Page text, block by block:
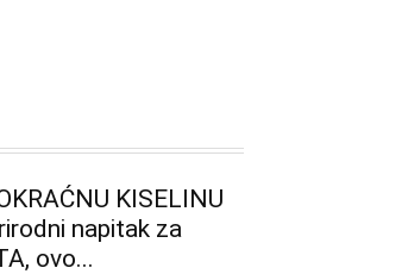
KISELINU
napitak za
ovo...